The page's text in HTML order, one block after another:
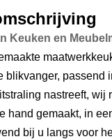
Keuken en
blikvanger, passend
nastreeft, wij
hand gemaakt, in
bij u langs voor